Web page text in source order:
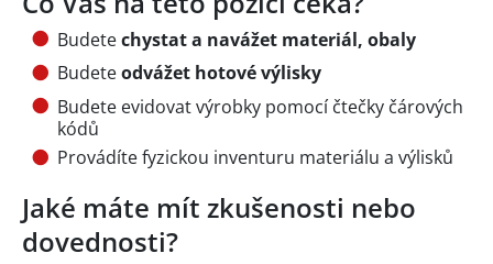
Budetechystat a navážet materiál, obaly
Budeteodvážet hotové výlisky
Budete evidovat výrobky pomocí čtečky čárových
kódů
Provádíte fyzickou inventuru materiálu a výlisků
Jaké máte mít zkušenosti nebo
dovednosti?